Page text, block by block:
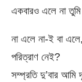
একবারও এলে না
না এলে না-ই বা
পরিত্রাণ নেই?
সম্প্রতি দু’বার আমি